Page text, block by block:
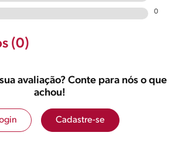
0
(0)
avaliação? Conte para nós o que
achou!
Cadastre-se